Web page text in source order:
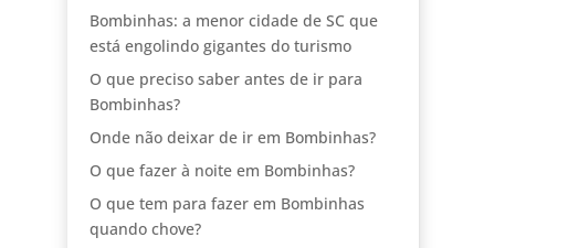
Bombinhas: a menor cidade de SC que
está engolindo gigantes do turismo
O que preciso saber antes de ir para
Bombinhas?
Onde não deixar de ir em Bombinhas?
O que fazer à noite em Bombinhas?
O que tem para fazer em Bombinhas
quando chove?